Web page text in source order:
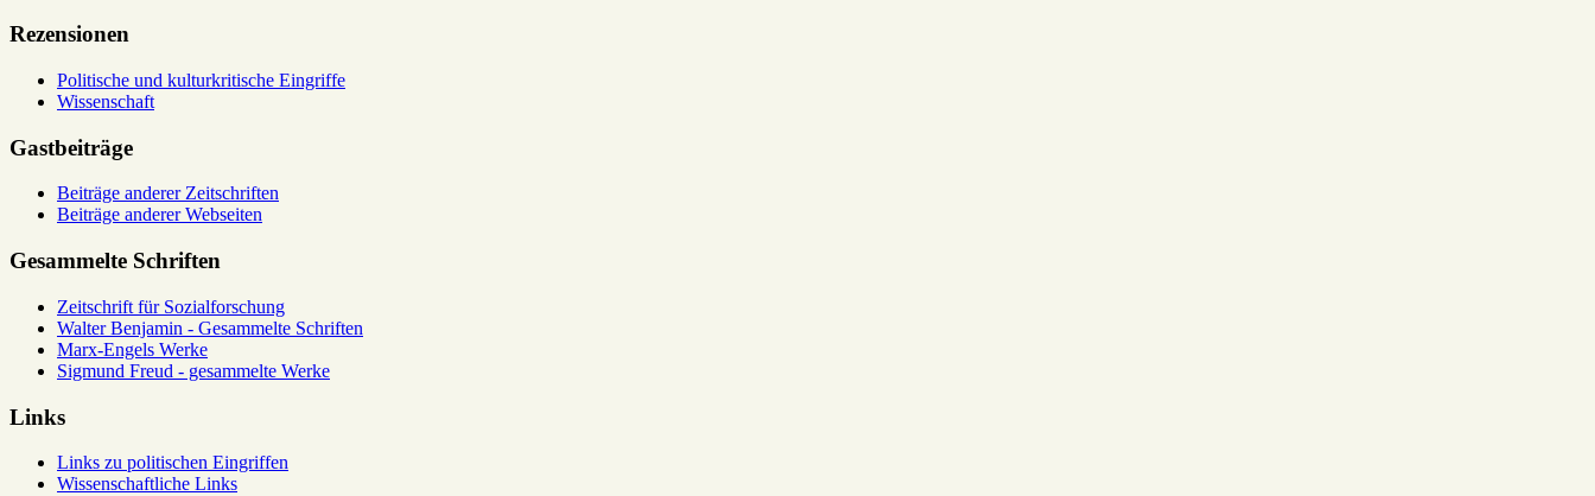
Rezensionen
Politische und kulturkritische Eingriffe
Wissenschaft
Gastbeiträge
Beiträge anderer Zeitschriften
Beiträge anderer Webseiten
Gesammelte Schriften
Zeitschrift für Sozialforschung
Walter Benjamin - Gesammelte Schriften
Marx-Engels Werke
Sigmund Freud - gesammelte Werke
Links
Links zu politischen Eingriffen
Wissenschaftliche Links